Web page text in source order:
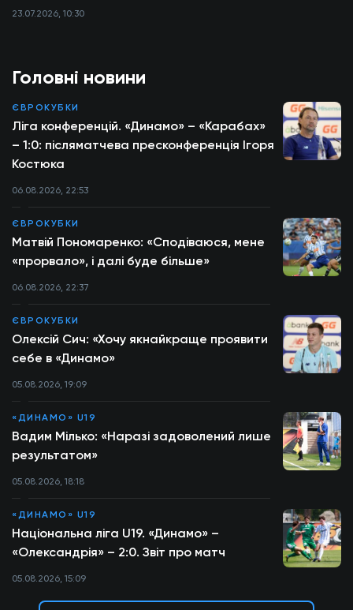
Головні новини
ЄВРОКУБКИ
Ліга конференцій. «Динамо» – «Карабах»
– 1:0: післяматчева пресконференція Ігоря
Костюка
06.08.2026, 22:53
ЄВРОКУБКИ
Матвій Пономаренко: «Сподіваюся, мене
«прорвало», і далі буде більше»
06.08.2026, 22:37
ЄВРОКУБКИ
Олексій Сич: «Хочу якнайкраще проявити
себе в «Динамо»
05.08.2026, 19:09
«ДИНАМО» U19
Вадим Мілько: «Наразі задоволений лише
результатом»
05.08.2026, 18:18
«ДИНАМО» U19
Національна ліга U19. «Динамо» –
«Олександрія» – 2:0. Звіт про матч
05.08.2026, 15:09
23.07.2026, 10:30